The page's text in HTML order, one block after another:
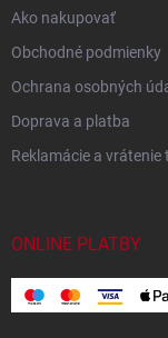
Ako nakupovať
Obchodné podmienky
Ochrana osobných
Doprava a platba
Reklamácie a vrátenie
ONLINE PLATBY